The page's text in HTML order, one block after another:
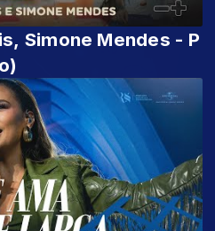
Simone Mendes - P